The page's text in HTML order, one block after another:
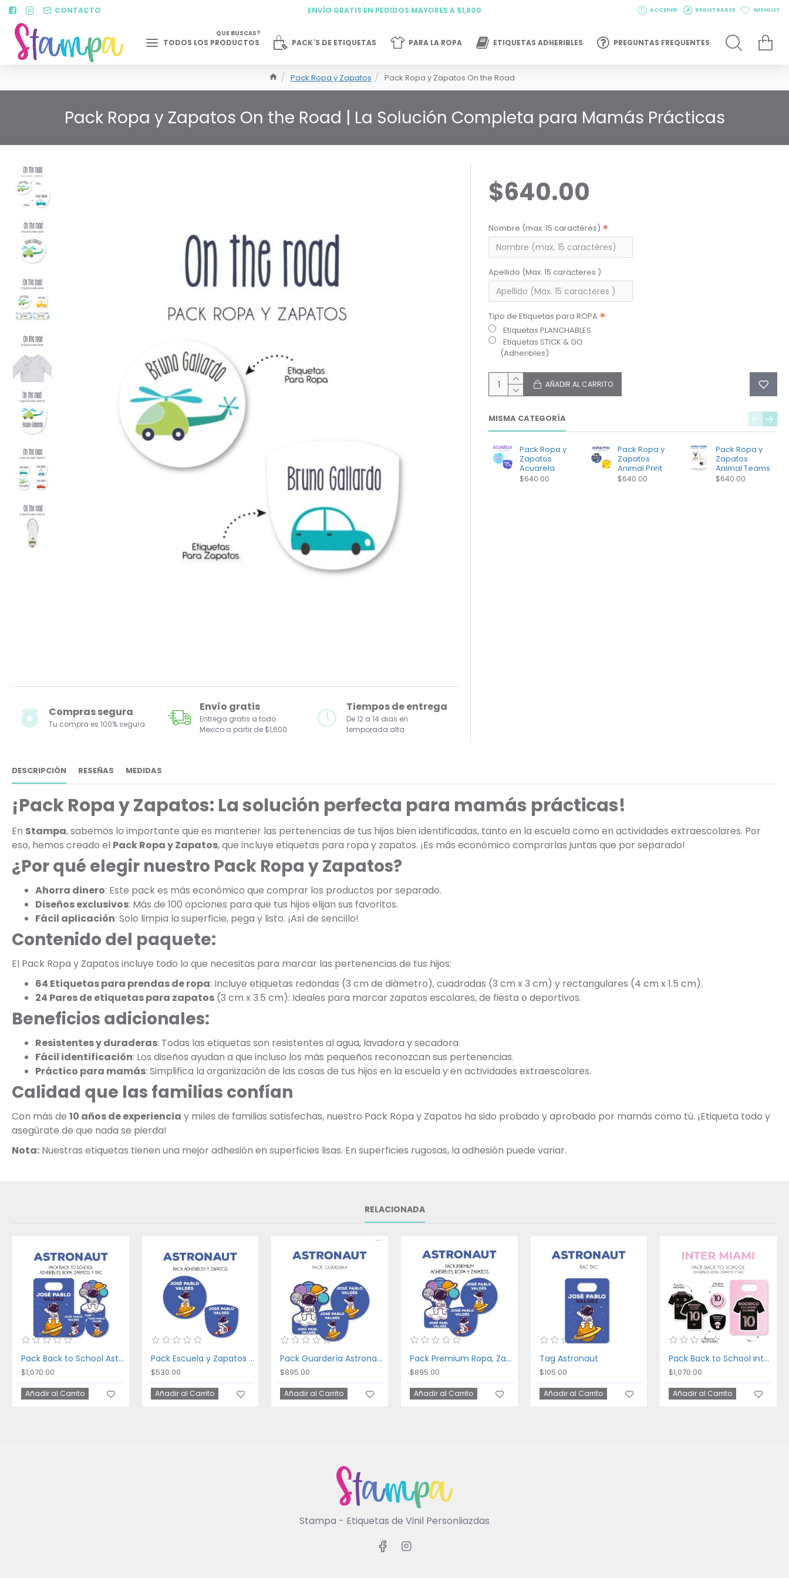
CONTACTO ENVÍO GRATIS EN PEDIDOS MAYORES A $1,600 ACCEDER REGISTRARSE WISHLIST
TODOS LOS PRODUCTOS
QUE BUSCAS?
PACK´S DE ETIQUETAS PARA LA ROPA ETIQUETAS ADHERIBLES PREGUNTAS FREQUENTES
Pack Ropa y Zapatos Pack Ropa y Zapatos On the Road
Pack Ropa y Zapatos On the Road | La Solución Completa para Mamás Prácticas
Compras segura
Tu compra es 100% segura
Envío gratis
Entrega gratis a todo
Mexico a partir de $1,600
Tiempos de entrega
De 12 a 14 dias en
temporada alta
$640.00
Nombre (max. 15 caractères)
Apellido (Max. 15 caracteres )
Tipo de Etiquetas para ROPA
Etiquetas PLANCHABLES
Etiquetas STICK & GO
(Adheribles)
AÑADIR AL CARRITO
MISMA CATEGORÍA
Pack Ropa y
Zapatos
Acuarela
$640.00
Pack Ropa y
Zapatos
Animal Print
$640.00
Pack Ropa y
Zapatos
Animal Teams
$640.00
DESCRIPCIÓN RESEÑAS MEDIDAS
¡Pack Ropa y Zapatos: La solución perfecta para mamás prácticas!
En Stampa, sabemos lo importante que es mantener las pertenencias de tus hijos bien identificadas, tanto en la escuela como en actividades extraescolares. Por
eso, hemos creado el Pack Ropa y Zapatos, que incluye etiquetas para ropa y zapatos. ¡Es más económico comprarlas juntas que por separado!
¿Por qué elegir nuestro Pack Ropa y Zapatos?
Ahorra dinero: Este pack es más económico que comprar los productos por separado.
Diseños exclusivos: Más de 100 opciones para que tus hijos elijan sus favoritos.
Fácil aplicación: Solo limpia la superficie, pega y listo. ¡Así de sencillo!
Contenido del paquete:
El Pack Ropa y Zapatos incluye todo lo que necesitas para marcar las pertenencias de tus hijos:
64 Etiquetas para prendas de ropa: Incluye etiquetas redondas (3 cm de diámetro), cuadradas (3 cm x 3 cm) y rectangulares (4 cm x 1.5 cm).
24 Pares de etiquetas para zapatos (3 cm x 3.5 cm): Ideales para marcar zapatos escolares, de fiesta o deportivos.
Beneficios adicionales:
Resistentes y duraderas: Todas las etiquetas son resistentes al agua, lavadora y secadora.
Fácil identificación: Los diseños ayudan a que incluso los más pequeños reconozcan sus pertenencias.
Práctico para mamás: Simplifica la organización de las cosas de tus hijos en la escuela y en actividades extraescolares.
Calidad que las familias confían
Con más de 10 años de experiencia y miles de familias satisfechas, nuestro Pack Ropa y Zapatos ha sido probado y aprobado por mamás como tú. ¡Etiqueta todo y
asegúrate de que nada se pierda!
Nota: Nuestras etiquetas tienen una mejor adhesión en superficies lisas. En superficies rugosas, la adhesión puede variar.
RELACIONADA
Pack Back to School Astronaut
$1,070.00
Añadir al Carrito
Pack Escuela y Zapatos Astronaut
$530.00
Añadir al Carrito
Pack Guardería Astronaut
$895.00
Añadir al Carrito
Pack Premium Ropa, Zapatos y Escuela Astronaut
$895.00
Añadir al Carrito
Tag Astronaut
$105.00
Añadir al Carrito
Pack Back to School Inter Miami
$1,070.00
Añadir al Carrito
Stampa - Etiquetas de Vinil Personliazdas